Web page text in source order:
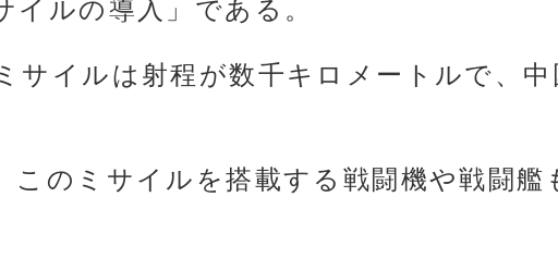
サイルは射程が数千キロメートルで、
このミサイルを搭載する戦闘機や戦闘